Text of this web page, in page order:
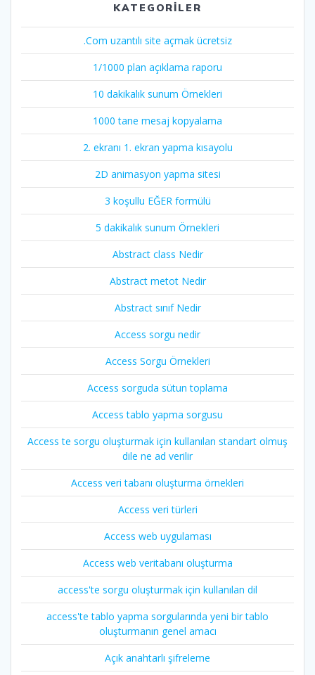
KATEGORILER
.Com uzantılı site açmak ücretsiz
1/1000 plan açıklama raporu
10 dakikalık sunum Örnekleri
1000 tane mesaj kopyalama
2. ekranı 1. ekran yapma kısayolu
2D animasyon yapma sitesi
3 koşullu EĞER formülü
5 dakikalık sunum Örnekleri
Abstract class Nedir
Abstract metot Nedir
Abstract sınıf Nedir
Access sorgu nedir
Access Sorgu Örnekleri
Access sorguda sütun toplama
Access tablo yapma sorgusu
Access te sorgu oluşturmak için kullanılan standart olmuş
dile ne ad verilir
Access veri tabanı oluşturma örnekleri
Access veri türleri
Access web uygulaması
Access web veritabanı oluşturma
access'te sorgu oluşturmak için kullanılan dil
access'te tablo yapma sorgularında yeni bir tablo
oluşturmanın genel amacı
Açık anahtarlı şifreleme